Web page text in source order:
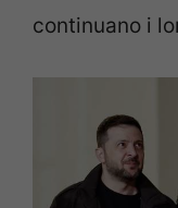
continuano i